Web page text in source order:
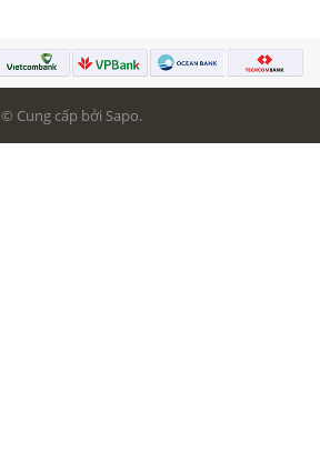
© Cung cấp bởi Sapo.